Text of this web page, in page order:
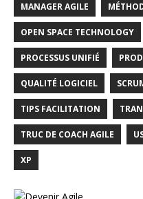
MANAGER AGILE
OPEN SPACE TECHNOLOGY
PROCESSUS UNIFIÉ
QUALITÉ LOGICIEL
TIPS FACILITATION
TRUC DE COACH AGILE
XP